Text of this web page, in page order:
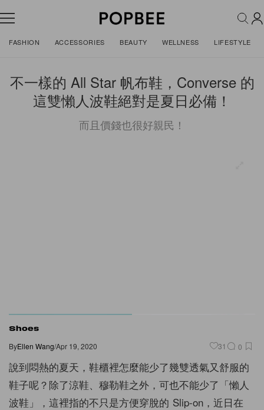
FASHION ACCESSORIES BEAUTY WELLNESS LIFESTYLE
不一樣的 All Star 帆布鞋，Converse 的
這雙懶人波鞋絕對是夏日必備！
而且價錢也很好親民！
Shoes
ByEllen Wang/Apr 19, 2020 31 0
說到悶熱的夏天，鞋櫃裡怎麼能少了幾雙透氣又舒服的
鞋子呢？除了涼鞋、穆勒鞋之外，可也不能少了「懶人
波鞋」，這裡指的不只是方便穿脫的 Slip-on，近日在